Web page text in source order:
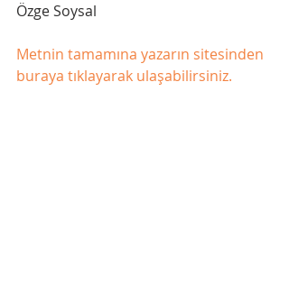
Özge Soysal
Metnin tamamına yazarın sitesinden
buraya tıklayarak ulaşabilirsiniz.